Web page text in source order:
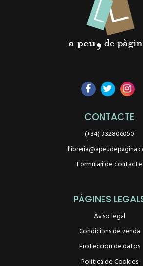
CONTACTE
(+34) 932806050
Formulari de contacte
PÀGINES
Aviso legal
Condicions de venda
Protección de datos
Política de Cookies